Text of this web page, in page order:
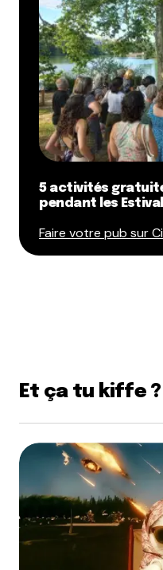
5 activités
pendant les
Faire votre pub sur
Et ça tu kiffe ?